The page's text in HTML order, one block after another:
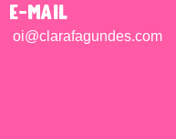
e-mail
oi@clarafagundes.com